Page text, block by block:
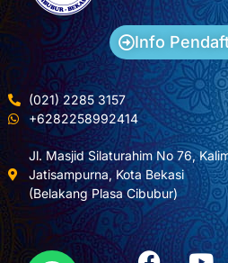
Info
(021) 2285 3157
+6282258992414
Jl. Masjid Silaturahim No 76,
Jatisampurna, Kota Bekasi
(Belakang Plasa Cibubur)